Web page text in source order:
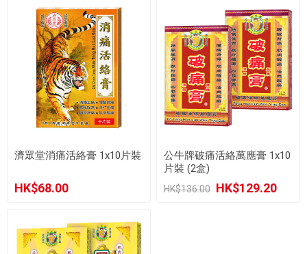
濟眾堂消痛活絡膏 1x10片裝
HK$68.00
公牛牌破痛活絡萬應膏 1x10
片裝 (2盒)
HK$136.00 HK$129.20